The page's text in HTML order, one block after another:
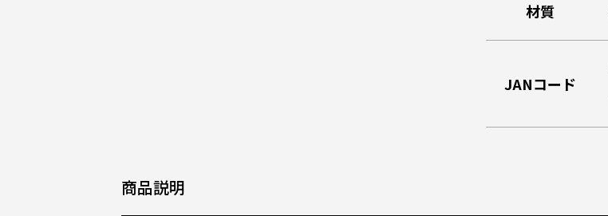
材質
JANコード
商品説明